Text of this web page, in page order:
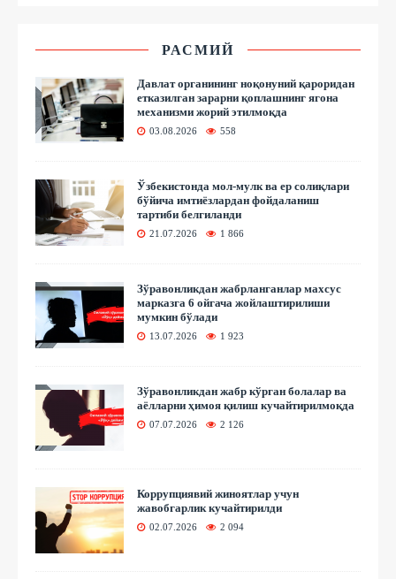
РАСМИЙ
Давлат органининг ноқонуний қароридан
етказилган зарарни қоплашнинг ягона
механизми жорий этилмоқда
03.08.2026 558
Ўзбекистонда мол-мулк ва ер солиқлари
бўйича имтиёзлардан фойдаланиш
тартиби белгиланди
21.07.2026 1 866
Зўравонликдан жабрланганлар махсус
марказга 6 ойгача жойлаштирилиши
мумкин бўлади
13.07.2026 1 923
Зўравонликдан жабр кўрган болалар ва
аёлларни ҳимоя қилиш кучайтирилмоқда
07.07.2026 2 126
Коррупциявий жиноятлар учун
жавобгарлик кучайтирилди
02.07.2026 2 094